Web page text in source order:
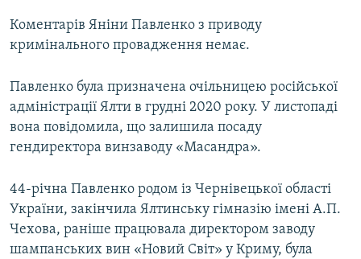
Коментарів Яніни Павленко з приводу
кримінального провадження немає.
Павленко була призначена очільницею російської
адміністрації Ялти в грудні 2020 року. У листопаді
вона повідомила, що залишила посаду
гендиректора винзаводу «Масандра».
44-річна Павленко родом із Чернівецької області
України, закінчила Ялтинську гімназію імені А.П.
Чехова, раніше працювала директором заводу
шампанських вин «Новий Світ» у Криму, була